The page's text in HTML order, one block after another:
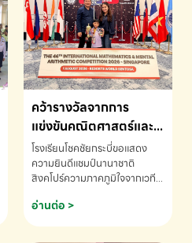
คว้ารางวัลจากการ
แข่งขันคณิตศาสตร์และ
คณิตคิดเร็วนานาชาติ
ครั้งที่ 46 ประจำปี 2569
ณ ประเทศสิงคโปร์
โรงเรียนโชคชัยกระบี่ขอแสดง
ความยินดีแชมป์นานาชาติ
สิงคโปร์ความภาคภูมิใจจากเวที
ด.ช.พัทธนันท์ พรหมพันธ์ ชั้น
อนุบาล EP K3 โรงเรียนโชคชัย
อ่านต่อ >